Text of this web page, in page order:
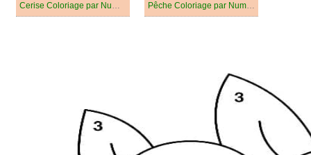
Cerise Coloriage par Numéro Pêche Coloriage par Numéro